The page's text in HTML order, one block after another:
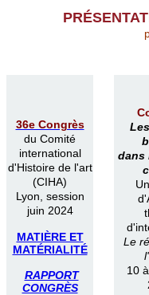
PRÉ
36e Congrès
du Comité
international
d'Histoire de l'art
(CIHA)
Lyon, session
juin 2024
MATIÈRE ET
MATÉRIALITÉ
RAPPORT
CONGRÈS
dans
Le
10